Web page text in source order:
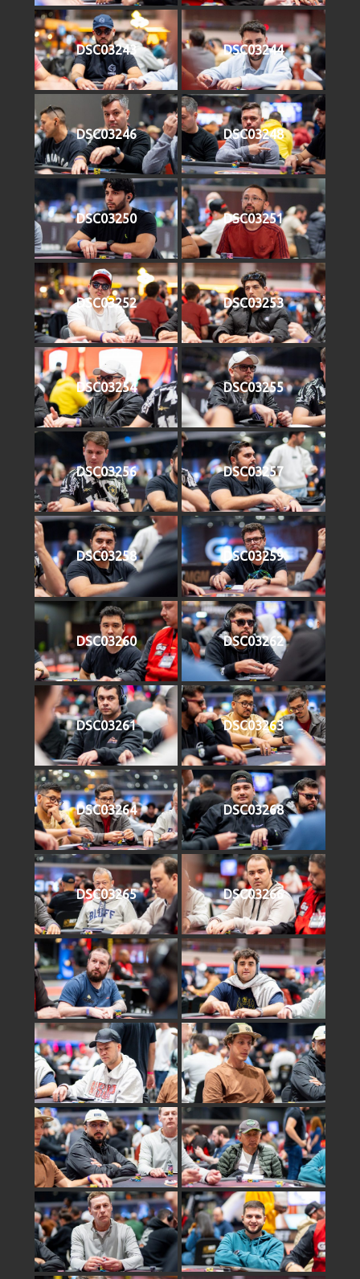
DSC03243 DSC03244
DSC03246 DSC03248
DSC03250 DSC03251
DSC03252 DSC03253
DSC03254 DSC03255
DSC03256 DSC03257
DSC03258 DSC03259
DSC03260 DSC03262
DSC03261 DSC03263
DSC03264 DSC03268
DSC03265 DSC03266